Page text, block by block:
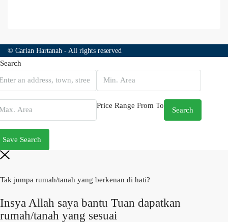
© Carian Hartanah - All rights reserved
Search
Price Range From To
Search
Save Search
Tak jumpa rumah/tanah yang berkenan di hati?
Insya Allah saya bantu Tuan dapatkan
rumah/tanah yang sesuai